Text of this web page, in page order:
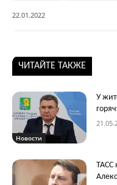
22.01.2022
ЧИТАЙТЕ ТАКЖЕ
Новости
У
ТАСС